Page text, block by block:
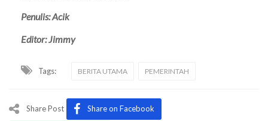
Penulis: Acik
Editor: Jimmy
Tags: BERITA UTAMA PEMERINTAH
Share Post Share on Facebook